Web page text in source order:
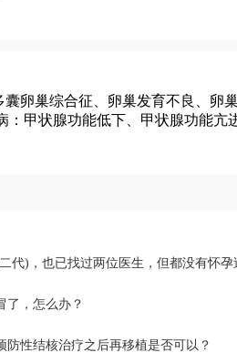
卵巢综合征、卵巢发育不良、卵
：甲状腺功能低下、甲状腺功能亢
偏低，真是欲哭无泪。而在第三次失败后，医师说觉我的卵似乎软软的，不像一般的卵有弹性、较饱满。这是怎么回事，要怎么办？下次再做还
了，怎么办？
防性结核治疗之后再移植是否可以？